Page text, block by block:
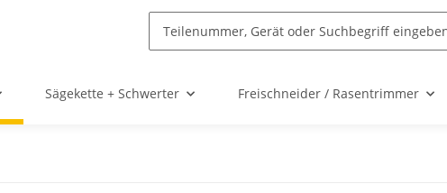
Sägekette + Schwerter Freischneider / Rasentrimmer